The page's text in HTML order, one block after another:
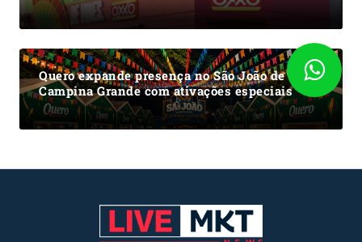
Quero expande presença no São João de
Campina Grande com ativações especiais